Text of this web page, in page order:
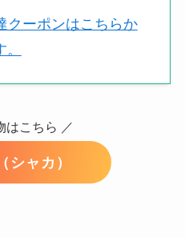
クーポンはこちらか
はこちら ／
シャカ）